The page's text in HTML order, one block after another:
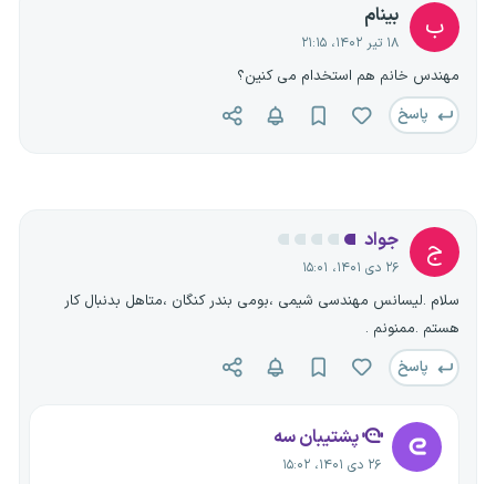
ب بینام
۱۸ تیر ۱۴۰۲، ۲۱:۱۵
مهندس خانم هم استخدام می کنین؟
پاسخ
ج جواد
۲۶ دی ۱۴۰۱، ۱۵:۰۱
سلام .لیسانس مهندسی شیمی ،بومی بندر کنگان ،متاهل بدنبال کار
هستم .ممنونم .
پاسخ
پشتیبان سه
۲۶ دی ۱۴۰۱، ۱۵:۰۲